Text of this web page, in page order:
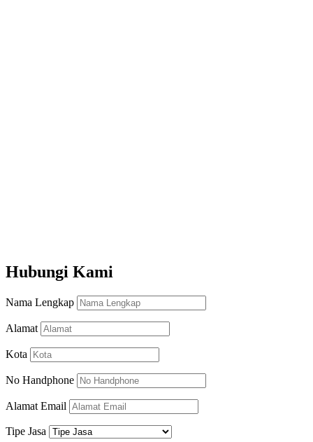
Hubungi Kami
Nama Lengkap
Alamat
Kota
No Handphone
Alamat Email
Tipe Jasa